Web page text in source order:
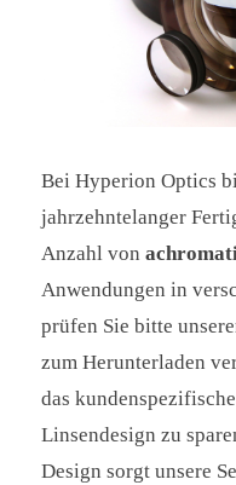
Bei Hyperion Optics
jahrzehntelanger
Anzahl von
Anwendungen in
prüfen Sie bitte
zum Herunterladen
das
Linsendesign zu
Design sorgt unsere